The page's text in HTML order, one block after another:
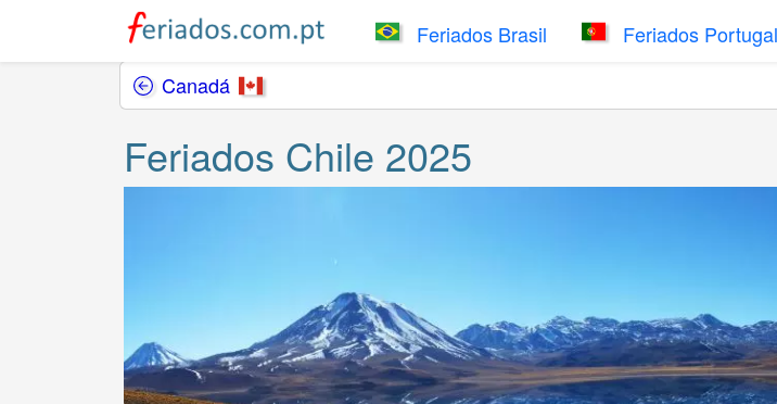
Feriados Brasil
Feriados Portugal
Canadá
Feriados Chile 2025